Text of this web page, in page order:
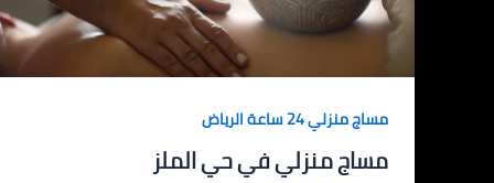
مساج منزلي 24 ساعة الرياض
مساج منزلي في حي الملز